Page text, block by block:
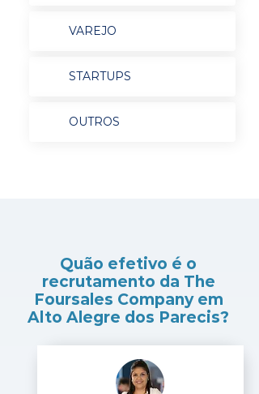
VAREJO
STARTUPS
OUTROS
Quão efetivo é o
recrutamento da The
Foursales Company em
Alto Alegre dos Parecis?